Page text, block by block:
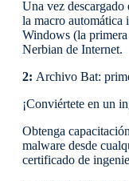
Una vez
la macro automática
Windows (la primera
Nerbian de Internet.
2: Archivo Bat:
¡Conviértete en un
Obtenga
malware desde
certificado de